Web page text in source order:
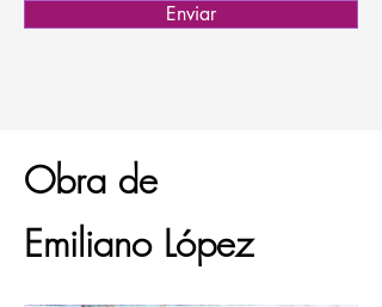
Enviar
Obra de
Emiliano López